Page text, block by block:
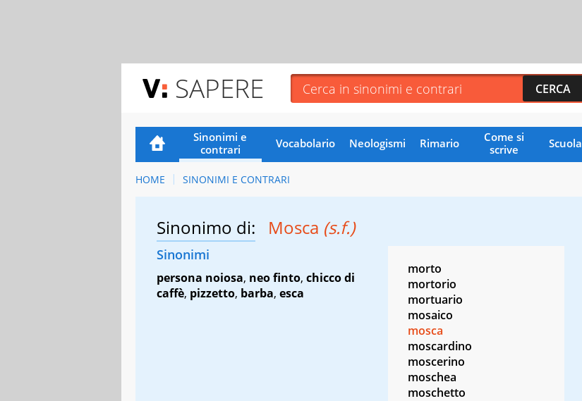
SAPERE
Sinonimi e
contrari
Vocabolario Neologismi Rimario
Come si
scrive
Scuola
HOME SINONIMI E CONTRARI
Sinonimo di: Mosca (s.f.)
Sinonimi
persona noiosa, neo finto, chicco di
caffè, pizzetto, barba, esca
morto
mortorio
mortuario
mosaico
mosca
moscardino
moscerino
moschea
moschetto